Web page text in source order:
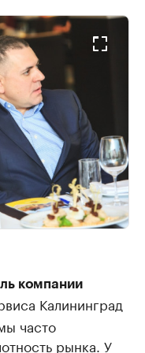
компании
Калининград
часто
рынка. У